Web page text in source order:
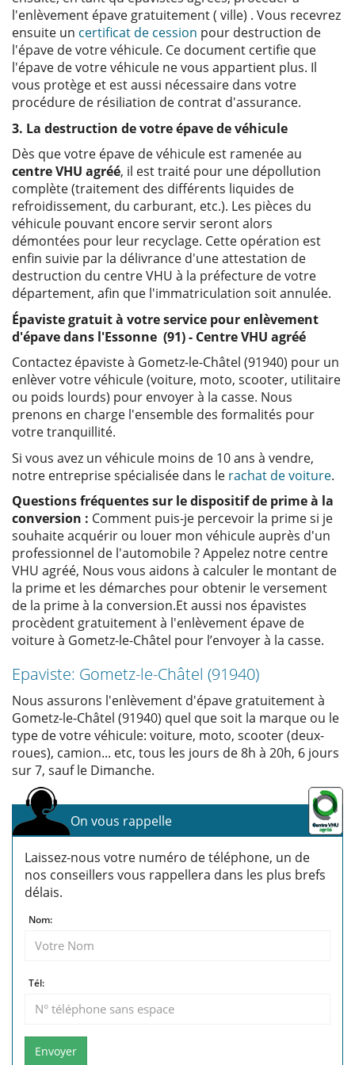
l'enlèvement épave gratuitement ( ville) . Vous recevrez
ensuite un certificat de cession pour destruction de
l'épave de votre véhicule. Ce document certifie que
l'épave de votre véhicule ne vous appartient plus. Il
vous protège et est aussi nécessaire dans votre
procédure de résiliation de contrat d'assurance.
3. La destruction de votre épave de véhicule
Dès que votre épave de véhicule est ramenée au
centre VHU agréé, il est traité pour une dépollution
complète (traitement des différents liquides de
refroidissement, du carburant, etc.). Les pièces du
véhicule pouvant encore servir seront alors
démontées pour leur recyclage. Cette opération est
enfin suivie par la délivrance d'une attestation de
destruction du centre VHU à la préfecture de votre
département, afin que l'immatriculation soit annulée.
Épaviste gratuit à votre service pour enlèvement
d'épave dans l'Essonne (91) - Centre VHU agréé
Contactez épaviste à Gometz-le-Châtel (91940) pour un
enlèver votre véhicule (voiture, moto, scooter, utilitaire
ou poids lourds) pour envoyer à la casse. Nous
prenons en charge l'ensemble des formalités pour
votre tranquillité.
Si vous avez un véhicule moins de 10 ans à vendre,
notre entreprise spécialisée dans le rachat de voiture.
Questions fréquentes sur le dispositif de prime à la
conversion : Comment puis-je percevoir la prime si je
souhaite acquérir ou louer mon véhicule auprès d'un
professionnel de l'automobile ? Appelez notre centre
VHU agréé, Nous vous aidons à calculer le montant de
la prime et les démarches pour obtenir le versement
de la prime à la conversion.Et aussi nos épavistes
procèdent gratuitement à l'enlèvement épave de
voiture à Gometz-le-Châtel pour l’envoyer à la casse.
Epaviste: Gometz-le-Châtel (91940)
Nous assurons l'enlèvement d'épave gratuitement à
Gometz-le-Châtel (91940) quel que soit la marque ou le
type de votre véhicule: voiture, moto, scooter (deux-
roues), camion... etc, tous les jours de 8h à 20h, 6 jours
sur 7, sauf le Dimanche.
On vous rappelle
Laissez-nous votre numéro de téléphone, un de
nos conseillers vous rappellera dans les plus brefs
délais.
Nom:
Tél:
Envoyer